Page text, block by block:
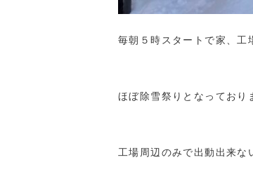
毎朝５時スタートで家、工
ほぼ除雪祭りとなっており
工場周辺のみで出動出来な